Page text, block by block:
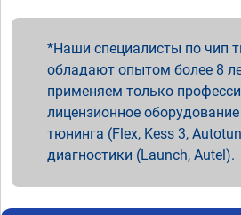
Наши специалисты по чип
обладают опытом более 8
применяем только
лицензионное
тюнинга (Flex, Kess 3,
диагностики (Launch, Autel).